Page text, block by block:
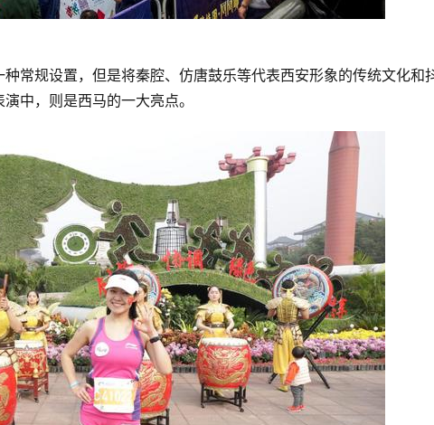
常规设置，但是将秦腔、仿唐鼓乐等代表西安形象的传统文化和
中，则是西马的一大亮点。